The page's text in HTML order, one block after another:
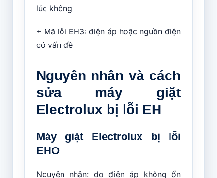
lúc không
+ Mã lỗi EH3: điện áp hoặc nguồn điện
có vấn đề
Nguyên nhân và cách
sửa máy giặt
Electrolux bị lỗi EH
Máy giặt Electrolux bị lỗi
EHO
Nguyên nhân: do điện áp không ổn